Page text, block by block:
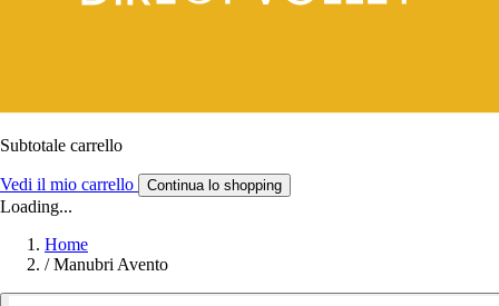
Subtotale carrello
Vedi il mio carrello Continua lo shopping
Loading...
Home
/ Manubri Avento